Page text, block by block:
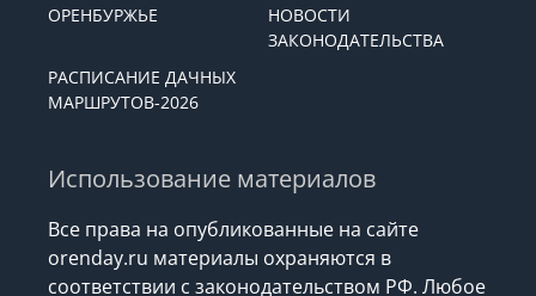
ОРЕНБУРЖЬЕ
НОВОСТИ
ЗАКОНОДАТЕЛЬСТВА
РАСПИСАНИЕ ДАЧНЫХ
МАРШРУТОВ-2026
Использование материалов
Все права на опубликованные на сайте
orenday.ru материалы охраняются в
соответствии с законодательством РФ. Любое